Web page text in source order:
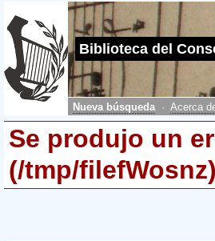
Biblioteca del
Nueva búsqueda ·Acerca
Se produjo un
(/tmp/